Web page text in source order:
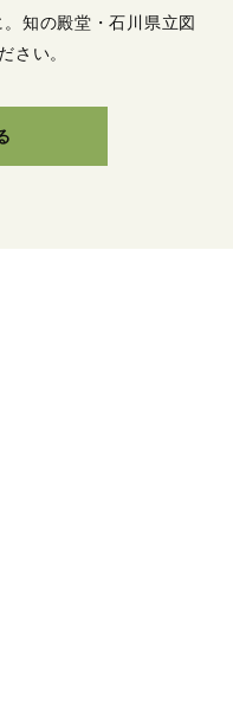
知の殿堂・石川県立図
さい。